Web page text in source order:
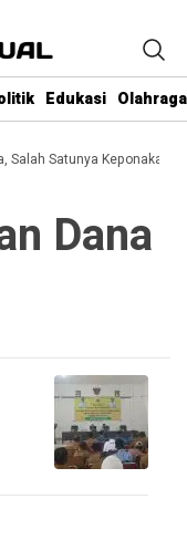
Edukasi Olahraga
Satunya Keponakan
Dana